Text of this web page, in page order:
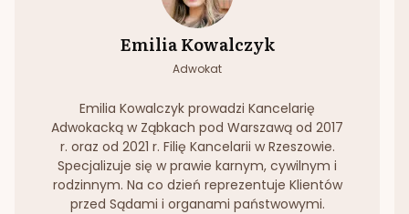
Emilia Kowalczyk
Adwokat
Emilia Kowalczyk prowadzi Kancelarię
Adwokacką w Ząbkach pod Warszawą od 2017
r. oraz od 2021 r. Filię Kancelarii w Rzeszowie.
Specjalizuje się w prawie karnym, cywilnym i
rodzinnym. Na co dzień reprezentuje Klientów
przed Sądami i organami państwowymi.